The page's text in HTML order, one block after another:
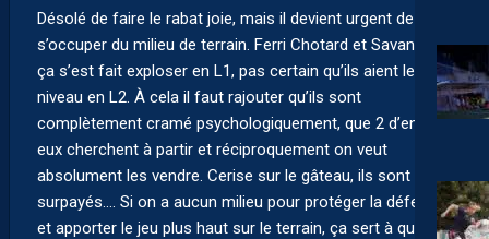
Désolé de faire le rabat joie, mais il devient urgent de
s’occuper du milieu de terrain. Ferri Chotard et Savanier
ça s’est fait exploser en L1, pas certain qu’ils aient le
niveau en L2. À cela il faut rajouter qu’ils sont
complètement cramé psychologiquement, que 2 d’entre
eux cherchent à partir et réciproquement on veut
absolument les vendre. Cerise sur le gâteau, ils sont
surpayés…. Si on a aucun milieu pour protéger la défense
et apporter le jeu plus haut sur le terrain, ça sert à que